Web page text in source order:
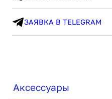
ЗАЯВКА В TELEGRAM
Аксессуары